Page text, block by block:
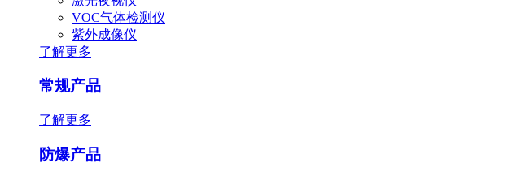
VOC气体检测仪
紫外成像仪
了解更多
常规产品
了解更多
防爆产品